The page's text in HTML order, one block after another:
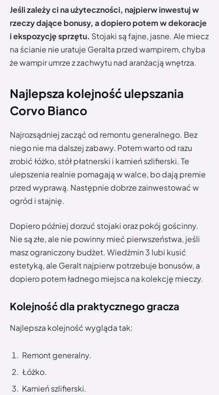
Jeśli zależy ci na użyteczności, najpierw inwestuj w
rzeczy dające bonusy, a dopiero potem w dekoracje
i ekspozycję sprzętu. Stojaki są fajne, jasne. Ale miecz
na ścianie nie uratuje Geralta przed wampirem, chyba
że wampir umrze z zachwytu nad aranżacją wnętrza.
Najlepsza kolejność ulepszania
Corvo Bianco
Najrozsądniej zacząć od remontu generalnego. Bez
niego nie ma dalszej zabawy. Potem warto od razu
zrobić łóżko, stół płatnerski i kamień szlifierski. Te
ulepszenia realnie pomagają w walce, bo dają premie
przed wyprawą. Następnie dobrze zainwestować w
ogród i stajnię.
Dopiero później dorzuć stojaki oraz pokój gościnny.
Nie są złe, ale nie powinny mieć pierwszeństwa, jeśli
masz ograniczony budżet. Wiedźmin 3 lubi kusić
estetyką, ale Geralt najpierw potrzebuje bonusów, a
dopiero potem ładnego miejsca na kolekcję mieczy.
Kolejność dla praktycznego gracza
Najlepsza kolejność wygląda tak:
Remont generalny.
Łóżko.
Kamień szlifierski.